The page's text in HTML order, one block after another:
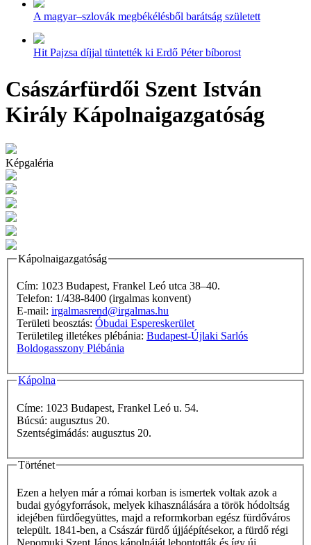
A magyar–szlovák megbékélésből barátság született
Hit Pajzsa díjjal tüntették ki Erdő Péter bíborost
Császárfürdői Szent István
Király Kápolnaigazgatóság
Képgaléria
Kápolnaigazgatóság
Cím: 1023 Budapest, Frankel Leó utca 38–40.
Telefon: 1/438-8400 (irgalmas konvent)
E-mail: irgalmasrend@irgalmas.hu
Területi beosztás: Óbudai Espereskerület
Területileg illetékes plébánia: Budapest-Újlaki Sarlós
Boldogasszony Plébánia
Kápolna
Címe: 1023 Budapest, Frankel Leó u. 54.
Búcsú: augusztus 20.
Szentségimádás: augusztus 20.
Történet
Ezen a helyen már a római korban is ismertek voltak azok a
budai gyógyforrások, melyek kihasználására a török hódoltság
idejében fürdőegyüttes, majd a reformkorban egész fürdőváros
települt. 1841-ben, a Császár fürdő újjáépítésekor, a fürdő régi
Nepomuki Szent János kápolnáját lebontották és így új